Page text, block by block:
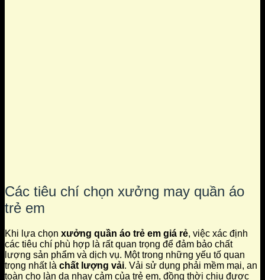
Các tiêu chí chọn xưởng may quần áo
trẻ em
Khi lựa chọn xưởng quần áo trẻ em giá rẻ, việc xác định
các tiêu chí phù hợp là rất quan trọng để đảm bảo chất
lượng sản phẩm và dịch vụ. Một trong những yếu tố quan
trọng nhất là chất lượng vải. Vải sử dụng phải mềm mại, an
toàn cho làn da nhạy cảm của trẻ em, đồng thời chịu được